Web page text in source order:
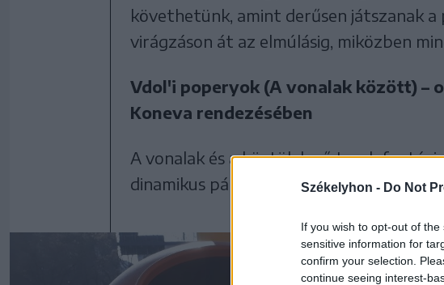
Székelyhon - Do Not
If you wish to opt-out of
sensitive information for
confirm your selection.
continue seeing interest-
követhetünk, amint derűsen játszanak
virágzáson át az elmúlásig, miközben
Vdol'i poperyok (A vonalak között) –
Koneva rendezésében
A vonalak és a köztük levő terek
dinamikus párbeszéde.